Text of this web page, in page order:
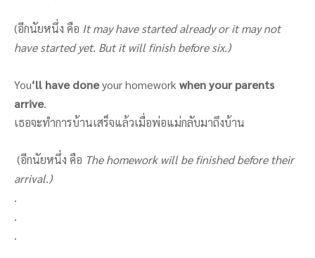
(อีกนัยหนึ่ง คือ It may have started already or it may not
have started yet. But it will finish before six.)
You‘ll have doneyour homework when your parents
arrive.
เธอจะทำการบ้านเสร็จแล้วเมื่อพ่อแม่กลับมาถึงบ้าน
(อีกนัยหนึ่ง คือ The homework will be finished before their
arrival.)
.
.
.